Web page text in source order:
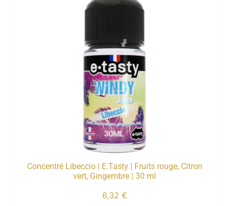
Concentré Libeccio | E.Tasty | Fruits rouge, Citron
vert, Gingembre | 30 ml
6,32 €